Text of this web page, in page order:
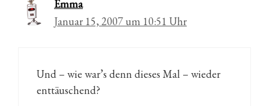
Emma
Januar 15, 2007 um 10:51 Uhr
Und – wie war’s denn dieses Mal – wieder
enttäuschend?